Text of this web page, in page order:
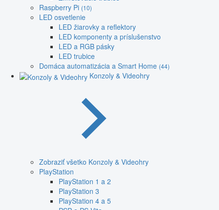
Raspberry Pi (10)
LED osvetlenie
LED žiarovky a reflektory
LED komponenty a príslušenstvo
LED a RGB pásky
LED trubice
Domáca automatizácia a Smart Home (44)
Konzoly & Videohry
Zobraziť všetko Konzoly & Videohry
PlayStation
PlayStation 1 a 2
PlayStation 3
PlayStation 4 a 5